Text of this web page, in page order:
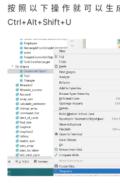
按照以下操作就可以生
Ctrl+Alt+Shift+U